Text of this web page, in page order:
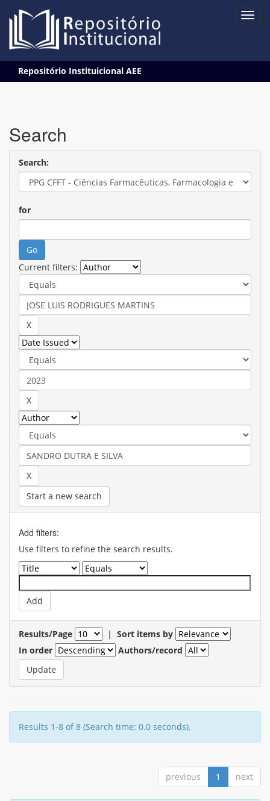
navigation
Repositório Instituicional AEE
Search
Search:
for
Current filters:
Start a new search
Add filters:
Use filters to refine the search results.
Results/Page | Sort items by
In order
Authors/record
Results 1-8 of 8 (Search time: 0.0 seconds).
previous 1 next